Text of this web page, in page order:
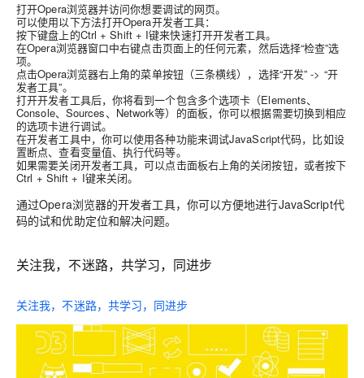
打开Opera浏览器并访问你想要调试的网页。
可以使用以下方法打开Opera开发者工具：
按下键盘上的Ctrl + Shift + I键来快速打开开发者工具。
在Opera浏览器窗口中右键点击页面上的任何元素，然后选择“检查”选
项。
点击Opera浏览器右上角的菜单按钮（三条横线），选择“开发” -> “开
发者工具”。
打开开发者工具后，你将看到一个包含多个选项卡（Elements、
Console、Sources、Network等）的面板，你可以根据需要切换到相应
的选项卡进行调试。
在开发者工具中，你可以使用各种功能来调试JavaScript代码，比如设
置断点、查看变量值、执行代码等。
如果需要关闭开发者工具，可以点击面板右上角的关闭按钮，或者按下
Ctrl + Shift + I键来关闭。
通过Opera浏览器的开发者工具，你可以方便地进行JavaScript代
码的试和优助定位和解决问题。
关注我，不迷路，共学习，同进步
关注我，不迷路，共学习，同进步